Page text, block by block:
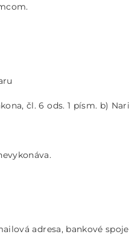
čl. 6 ods. 1 písm. b)
adresa, bankové